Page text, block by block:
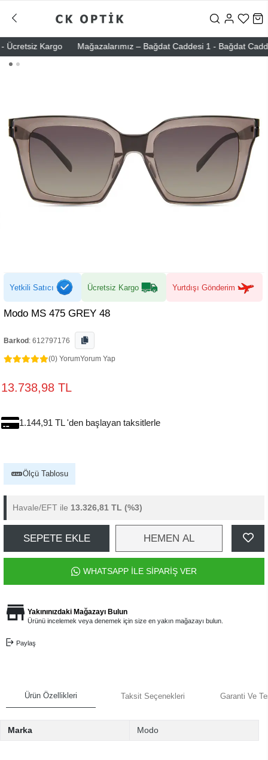
Kargo Mağazalarımız – Bağdat Caddesi 1 - Bağdat
Yetkili Satıcı Ücretsiz Kargo Yurtdışı Gönderim
Modo MS 475 GREY 48
Barkod : 612797176
(0) YorumYorum Yap
13.738,98 TL
1.144,91 TL 'den başlayan taksitlerle
Ölçü Tablosu
Havale/EFT ile 13.326,81 TL (%3)
SEPETE EKLE HEMEN AL
WHATSAPP İLE SİPARİŞ VER
Yakınınızdaki Mağazayı Bulun
Ürünü incelemek veya denemek için size en yakın mağazayı bulun.
Paylaş
Ürün Özellikleri Taksit Seçenekleri Garanti Ve
Marka Modo